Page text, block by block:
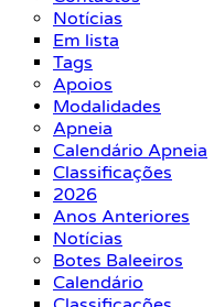
Notícias
Em lista
Tags
Apoios
Modalidades
Apneia
Calendário Apneia
Classificações
2026
Anos Anteriores
Notícias
Botes Baleeiros
Calendário